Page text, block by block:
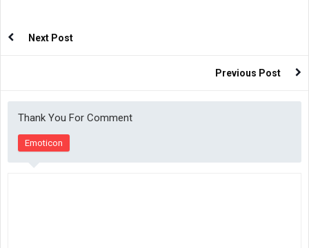
Next Post
Previous Post
Thank You For Comment
Emoticon